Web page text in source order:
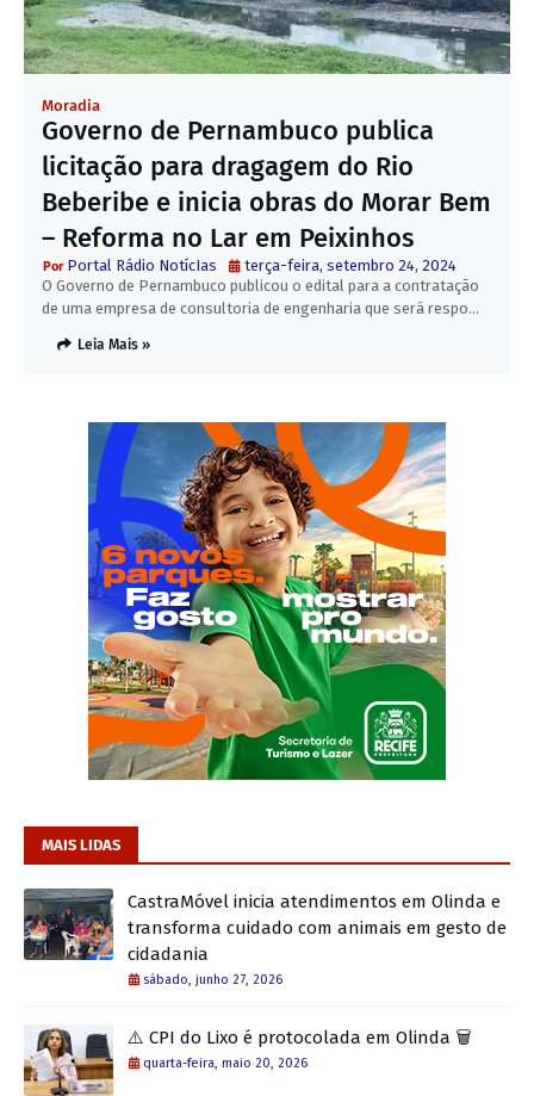
Moradia
Governo de Pernambuco publica
licitação para dragagem do Rio
Beberibe e inicia obras do Morar Bem
– Reforma no Lar em Peixinhos
Portal Rádio NotícIas
terça-feira, setembro 24, 2024
O Governo de Pernambuco publicou o edital para a contratação
de uma empresa de consultoria de engenharia que será respo…
Leia Mais »
MAIS LIDAS
CastraMóvel inicia atendimentos em Olinda e
transforma cuidado com animais em gesto de
cidadania
sábado, junho 27, 2026
⚠️ CPI do Lixo é protocolada em Olinda 🗑️
quarta-feira, maio 20, 2026